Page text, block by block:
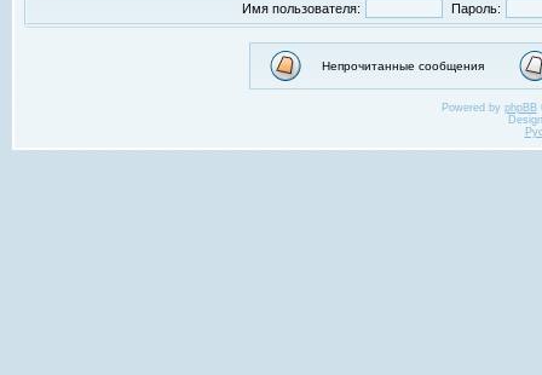
Имя пользователя: Пароль:
Непрочитанные сообщения
Powered by phpBB